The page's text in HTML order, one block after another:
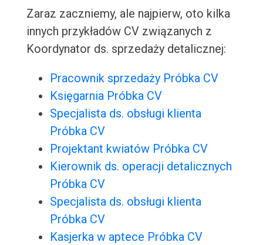
Zaraz zaczniemy, ale najpierw, oto kilka
innych przykładów CV związanych z
Koordynator ds. sprzedaży detalicznej:
Pracownik sprzedaży Próbka CV
Księgarnia Próbka CV
Specjalista ds. obsługi klienta
Próbka CV
Projektant kwiatów Próbka CV
Kierownik ds. operacji detalicznych
Próbka CV
Specjalista ds. obsługi klienta
Próbka CV
Kasjerka w aptece Próbka CV